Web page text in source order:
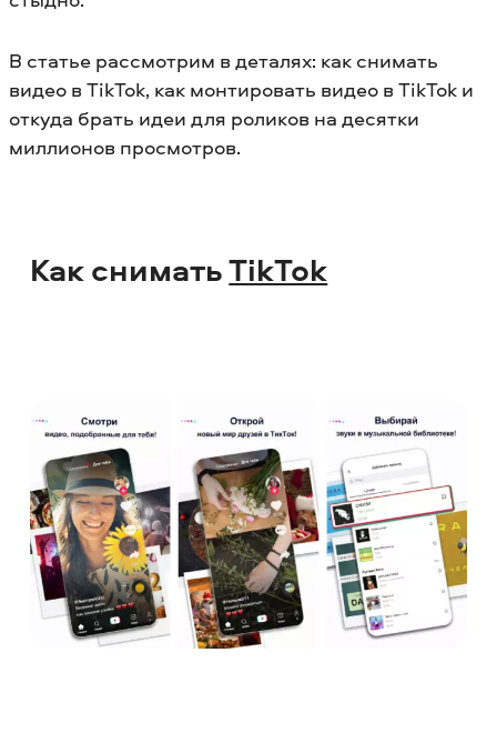
В статье рассмотрим в деталях: как снимать
видео в TikTok, как монтировать видео в TikTok и
откуда брать идеи для роликов на десятки
миллионов просмотров.
Как сниматьTikTok